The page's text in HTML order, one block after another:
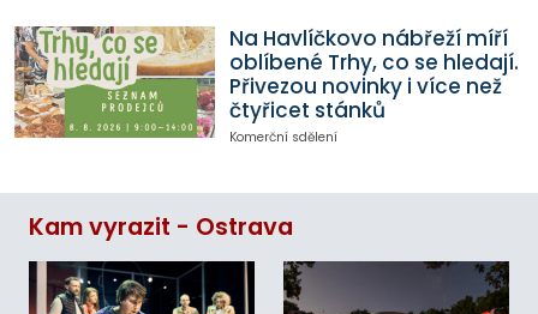
Na Havlíčkovo nábřeží míří
oblíbené Trhy, co se hledají.
Přivezou novinky i více než
čtyřicet stánků
Komerční sdělení
Kam vyrazit - Ostrava